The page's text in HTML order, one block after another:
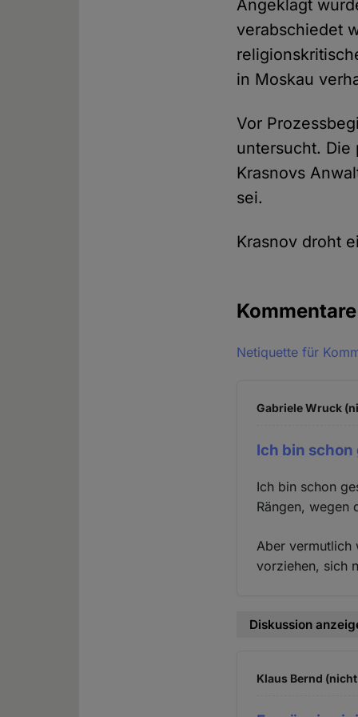
Angeklagt
verabschiedet
in Moskau
Vor
untersucht. Die
Krasnovs
sei.
Krasnov droht
Kommentare
Netiquette für
Gabriele Wruck
Ich bin
Ich bin schon
Rängen, wegen
Aber vermutlich
vorziehen, sich
Diskussion
Klaus Bernd